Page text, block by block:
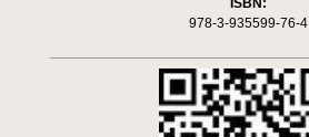
ISBN:
978-3-935599-76-4